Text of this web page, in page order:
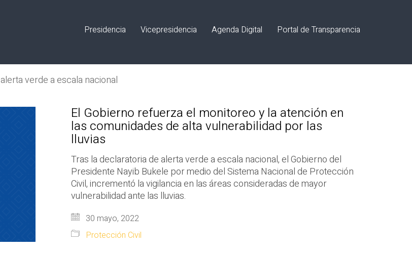
Presidencia Vicepresidencia Agenda Digital Portal de Transparencia
alerta verde a escala nacional
El Gobierno refuerza el monitoreo y la atención en
las comunidades de alta vulnerabilidad por las
lluvias
Tras la declaratoria de alerta verde a escala nacional, el Gobierno del
Presidente Nayib Bukele por medio del Sistema Nacional de Protección
Civil, incrementó la vigilancia en las áreas consideradas de mayor
vulnerabilidad ante las lluvias.
30 mayo, 2022
Protección Civil